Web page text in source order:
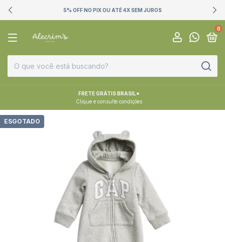
5% OFF NO PIX OU ATÉ 4X SEM JUROS
0
FRETE GRÁTIS BRASIL*
Clique e consulte condições
ESGOTADO